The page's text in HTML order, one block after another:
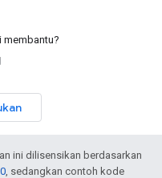
membantu?
ini dilisensikan berdasarkan
, sedangkan contoh kode